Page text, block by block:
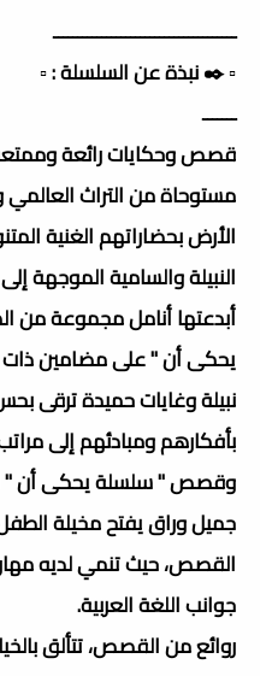
ــــــــــــــــــــــــــــــــــــــ
▫️ ✒️ نبذة عن السلسلة : ▫️
ـــــــ
قصص وحكايات رائعة
مستوحاة من التراث
الأرض بحضاراتهم الغنية
النبيلة والسامية الموجهة
أبدعتها أنامل مجموعة
يحكى أن " على مضامين ذات
نبيلة وغايات حميدة ترقى
بأفكارهم ومبادئهم إلى
وقصص " سلسلة يحكى أن "
جميل وراق يفتح مخيلة
القصص، حيث تنمي لديه
جوانب اللغة العربية.
روائع من القصص، تتألق